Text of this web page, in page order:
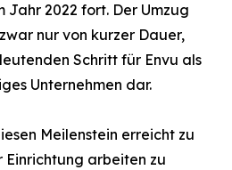
Jahr 2022 fort. Der Umzug
nur von kurzer Dauer,
Schritt für Envu als
Unternehmen dar.
Meilenstein erreicht zu
Einrichtung arbeiten zu